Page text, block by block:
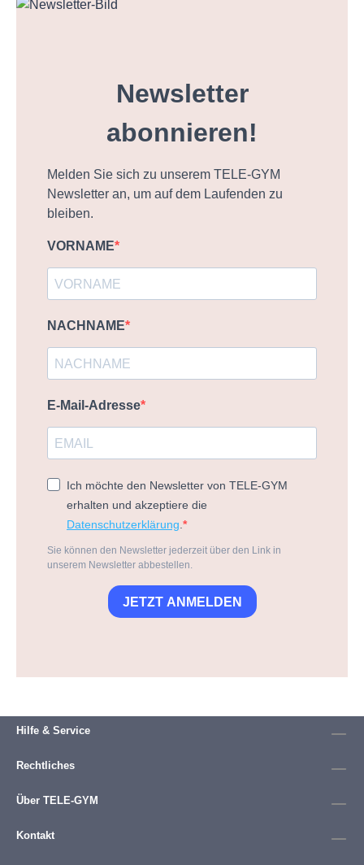
Newsletter
abonnieren!
Melden Sie sich zu unserem TELE-GYM
Newsletter an, um auf dem Laufenden zu
bleiben.
VORNAME
NACHNAME
E-Mail-Adresse
Ich möchte den Newsletter von TELE-GYM
erhalten und akzeptiere die
Datenschutzerklärung.
Sie können den Newsletter jederzeit über den Link in
unserem Newsletter abbestellen.
JETZT ANMELDEN
Hilfe & Service
Rechtliches
Über TELE-GYM
Kontakt